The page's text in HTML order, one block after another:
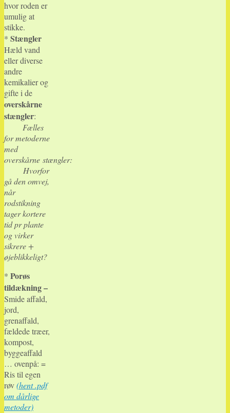
hvor roden er
umulig at
stikke.
* Stængler
Hæld vand
eller diverse
andre
kemikalier og
gifte i de
overskårne
stængler:
Fælles
for metoderne
med
overskårne stængler:
Hvorfor
gå den omvej,
når
rodstikning
tager kortere
tid pr plante
og virker
sikrere +
øjeblikkeligt?
* Porøs
tildækning –
Smide affald,
jord,
grenaffald,
fældede træer,
kompost,
byggeaffald
… ovenpå: =
Ris til egen
røv(hent .pdf
om dårlige
metoder)